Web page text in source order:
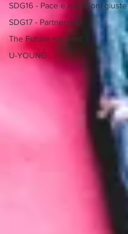
SDG16 - Pace e istituzioni giuste
SDG17 - Partnership
The Future we want
U-YOUNG